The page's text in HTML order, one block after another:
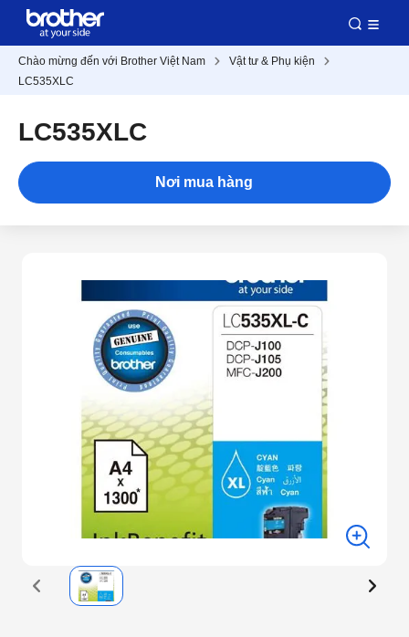
Chào mừng đến với Brother Việt Nam
Vật tư & Phụ kiện
LC535XLC
LC535XLC
Nơi mua hàng